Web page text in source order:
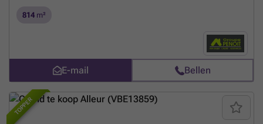
l'accord d'urbanisme). Profondeur : 51m Largeur : 15.5m. LIBRE DE
découvrir !! Infos et Visites : ### - Soir et Week-end : ### ou sur
814 m²
E-mail Bellen
TOPPER